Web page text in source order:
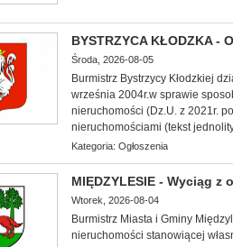
BYSTRZYCA KŁODZKA -
Środa, 2026-08-05
Burmistrz Bystrzycy Kłodzkiej
września 2004r.w sprawie
nieruchomości (Dz.U. z 2021r.
nieruchomościami (tekst
Kategoria: Ogłoszenia
MIĘDZYLESIE - Wyciąg z
Wtorek, 2026-08-04
Burmistrz Miasta i Gminy
nieruchomości stanowiącej